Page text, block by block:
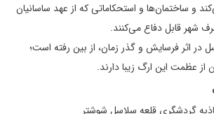
و ساختمان‌ها و استحکاماتی که از عهد ساسانیان
شهر قابل دفاع می‌کنند.
اثر فرسایش و گذر زمان، از بین رفته است؛
از عظمت این ارگ زیبا دارند.